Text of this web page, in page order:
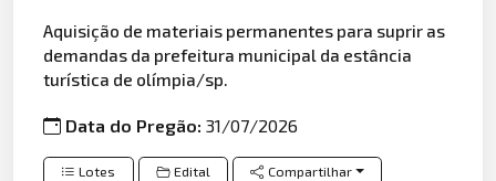
Aquisição de materiais permanentes para suprir as
demandas da prefeitura municipal da estância
turística de olímpia/sp.
Data do Pregão:31/07/2026
Lotes Edital Compartilhar